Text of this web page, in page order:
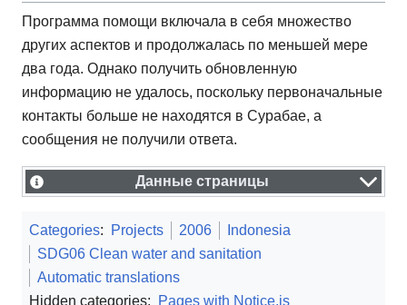
Программа помощи включала в себя множество
других аспектов и продолжалась по меньшей мере
два года. Однако получить обновленную
информацию не удалось, поскольку первоначальные
контакты больше не находятся в Сурабае, а
сообщения не получили ответа.
Данные страницы
Categories: Projects 2006
Indonesia
SDG06 Clean water and sanitation
Automatic translations
Hidden categories:
Pages with Notice.js